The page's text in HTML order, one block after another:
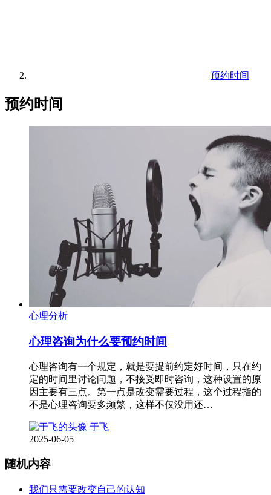
预约时间
预约时间
心理分析
心理咨询为什么要预约时间
心理咨询有一个规定，就是要提前约定好时间，只在约
定的时间里讨论问题，不接受即时咨询，这种设置的原
因主要有三点。第一点是改变需要过程，这个过程指的
不是心理咨询要多频繁，这样不仅没用还…
于飞
2025-06-05
随机内容
我们只需要改变自己的认知